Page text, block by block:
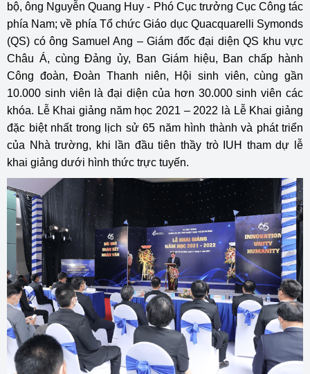
bộ, ông Nguyễn Quang Huy - Phó Cục trưởng Cục Công tác
phía Nam; về phía Tổ chức Giáo dục Quacquarelli Symonds
(QS) có ông Samuel Ang – Giám đốc đại diện QS khu vực
Châu Á, cùng Đảng ủy, Ban Giám hiệu, Ban chấp hành
Công đoàn, Đoàn Thanh niên, Hội sinh viên, cùng gần
10.000 sinh viên là đại diện của hơn 30.000 sinh viên các
khóa. Lễ Khai giảng năm học 2021 – 2022 là Lễ Khai giảng
đặc biệt nhất trong lịch sử 65 năm hình thành và phát triển
của Nhà trường, khi lần đầu tiên thầy trò IUH tham dự lễ
khai giảng dưới hình thức trực tuyến.